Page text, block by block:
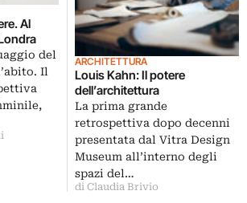
Al
del
Il
ARCHITETTURA
Louis Kahn: Il potere
dell’architettura
La prima grande
retrospettiva dopo decenni
presentata dal Vitra Design
Museum all’interno degli
spazi del…
di Claudia Brivio